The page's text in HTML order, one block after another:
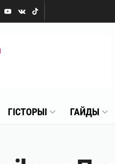
ГІСТОРЫІ ГАЙДЫ